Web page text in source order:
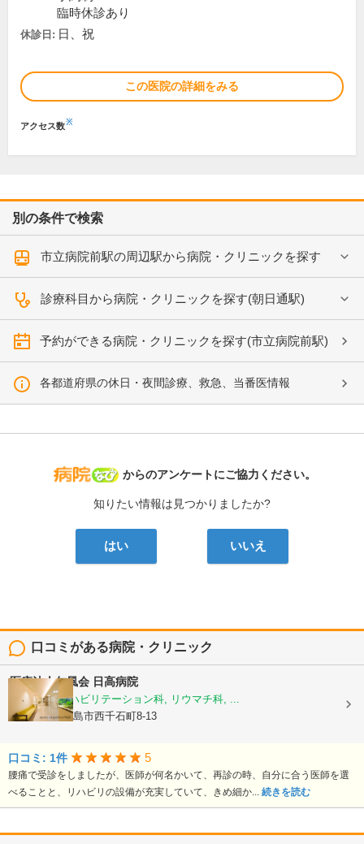
臨時休診あり
休診日: 日、祝
この医院の詳細をみる
アクセス数※
別の条件で検索
市立病院前駅の周辺駅から病院・クリニックを探す
診療科目から病院・クリニックを探す(朝日通駅)
予約ができる病院・クリニックを探す(市立病院前駅)
各都道府県の休日・夜間診療、救急、当番医情報
病院なび
からのアンケートにご協力ください。
知りたい情報は見つかりましたか?
はい いいえ
口コミがある病院・クリニック
医療法人仁風会 日高病院
整形外科, リハビリテーション科, リウマチ科, ...
鹿児島県鹿児島市西千石町8-13
口コミ: 1件 5
腰痛で受診をしましたが、医師が何名かいて、再診の時、自分に合う医師を選
べることと、リハビリの設備が充実していて、きめ細か... 続きを読む